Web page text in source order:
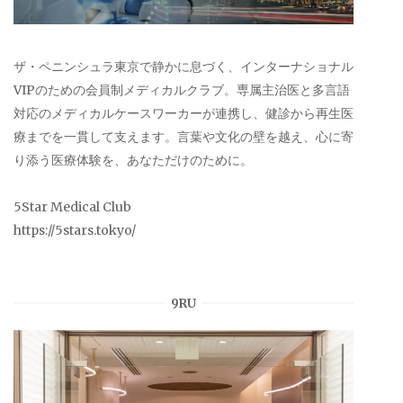
ザ・ペニンシュラ東京で静かに息づく、インターナショナル
VIPのための会員制メディカルクラブ。専属主治医と多言語
対応のメディカルケースワーカーが連携し、健診から再生医
療までを一貫して支えます。言葉や文化の壁を越え、心に寄
り添う医療体験を、あなただけのために。
5Star Medical Club
https://5stars.tokyo/
9RU